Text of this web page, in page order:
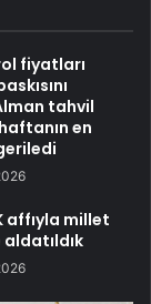
fiyatları
tahvil
en
affıyla millet